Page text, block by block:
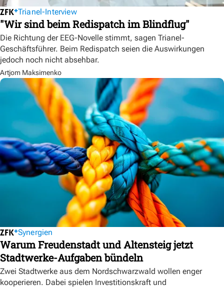
Trianel-Interview
"Wir sind beim Redispatch im Blindflug"
Die Richtung der EEG-Novelle stimmt, sagen Trianel-
Geschäftsführer. Beim Redispatch seien die Auswirkungen
jedoch noch nicht absehbar.
Artjom Maksimenko
Synergien
Warum Freudenstadt und Altensteig jetzt
Stadtwerke-Aufgaben bündeln
Zwei Stadtwerke aus dem Nordschwarzwald wollen enger
kooperieren. Dabei spielen Investitionskraft und